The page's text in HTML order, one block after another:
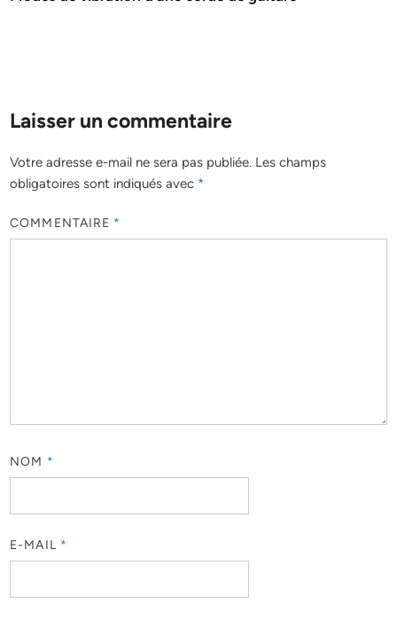
Laisser un commentaire
Votre adresse e-mail ne sera pas publiée. Les champs
obligatoires sont indiqués avec *
COMMENTAIRE *
NOM *
E-MAIL *